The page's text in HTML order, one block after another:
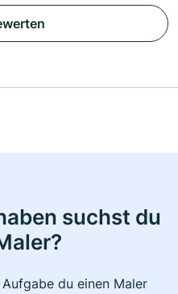
suchst du
du einen Maler